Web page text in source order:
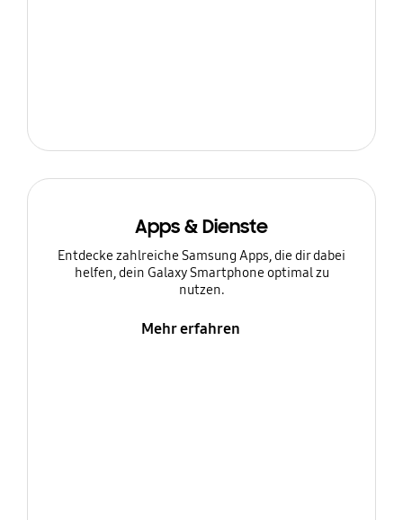
Apps & Dienste
Entdecke zahlreiche Samsung Apps, die dir dabei
helfen, dein Galaxy Smartphone optimal zu
nutzen.
Mehr erfahren